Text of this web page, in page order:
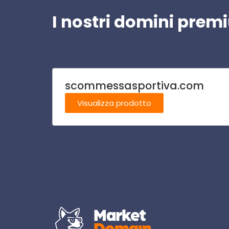
I nostri domini
scommessasportiva.com
Visualizza prodotto